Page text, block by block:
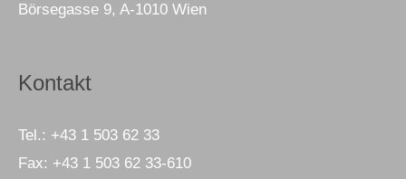
Börsegasse 9, A-1010 Wien
Kontakt
Tel.: +43 1 503 62 33
Fax: +43 1 503 62 33-610